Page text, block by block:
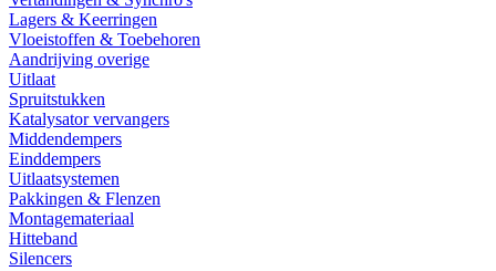
Lagers & Keerringen
Vloeistoffen & Toebehoren
Aandrijving overige
Uitlaat
Spruitstukken
Katalysator vervangers
Middendempers
Einddempers
Uitlaatsystemen
Pakkingen & Flenzen
Montagemateriaal
Hitteband
Silencers